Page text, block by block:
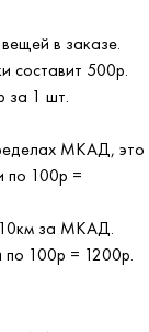
в заказе.
составит 500р.
за 1 шт.
МКАД, это
по 100р =
10км за МКАД.
100р = 1200р.